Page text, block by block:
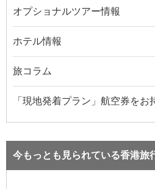
オプショナルツアー情報
ホテル情報
旅コラム
「現地発着プラン」航空券をお
今もっとも見られている香港旅